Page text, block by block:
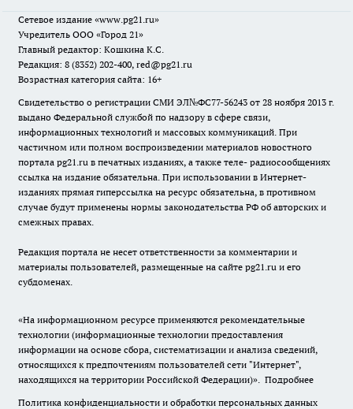
Сетевое издание «www.pg21.ru»
Учредитель ООО «Город 21»
Главный редактор: Кошкина К.С.
Редакция: 8 (8352) 202-400, red@pg21.ru
Возрастная категория сайта: 16+
Свидетельство о регистрации СМИ ЭЛ№ФС77-56243 от 28 ноября 2013 г.
выдано Федеральной службой по надзору в сфере связи,
информационных технологий и массовых коммуникаций. При
частичном или полном воспроизведении материалов новостного
портала pg21.ru в печатных изданиях, а также теле- радиосообщениях
ссылка на издание обязательна. При использовании в Интернет-
изданиях прямая гиперссылка на ресурс обязательна, в противном
случае будут применены нормы законодательства РФ об авторских и
смежных правах.
Редакция портала не несет ответственности за комментарии и
материалы пользователей, размещенные на сайте pg21.ru и его
субдоменах.
«На информационном ресурсе применяются рекомендательные
технологии (информационные технологии предоставления
информации на основе сбора, систематизации и анализа сведений,
относящихся к предпочтениям пользователей сети "Интернет",
находящихся на территории Российской Федерации)». Подробнее
Политика конфиденциальности и обработки персональных данных